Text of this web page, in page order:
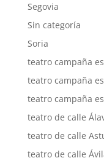
Segovia
Sin categoría
Soria
teatro campaña
teatro campaña
teatro campaña
teatro de calle
teatro de calle
teatro de calle